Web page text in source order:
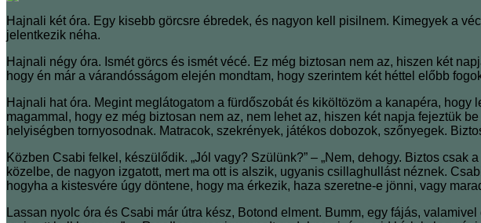
Hajnali két óra. Egy kisebb görcsre ébredek, és nagyon kell pisilnem. Kimegyek a
jelentkezik néha.
Hajnali négy óra. Ismét görcs és ismét vécé. Ez még biztosan nem az, hiszen két
hogy én már a várandósságom elején mondtam, hogy szerintem két héttel előbb
Hajnali hat óra. Megint meglátogatom a fürdőszobát és kiköltözöm a kanapéra,
magammal, hogy ez még biztosan nem az, nem lehet az, hiszen két napja fejeztük
helyiségben tornyosodnak. Matracok, szekrények, játékos dobozok, szőnyegek.
Közben Csabi felkel, készülődik. „Jól vagy? Szülünk?” – „Nem, dehogy. Biztos
közelbe, de nagyon izgatott, mert ma ott is alszik, ugyanis csillaghullást néznek.
hogyha a kistesvére úgy döntene, hogy ma érkezik, haza szeretne-e jönni, vagy
Lassan nyolc óra és Csabi már útra kész, Botond elment. Bumm, egy fájás,